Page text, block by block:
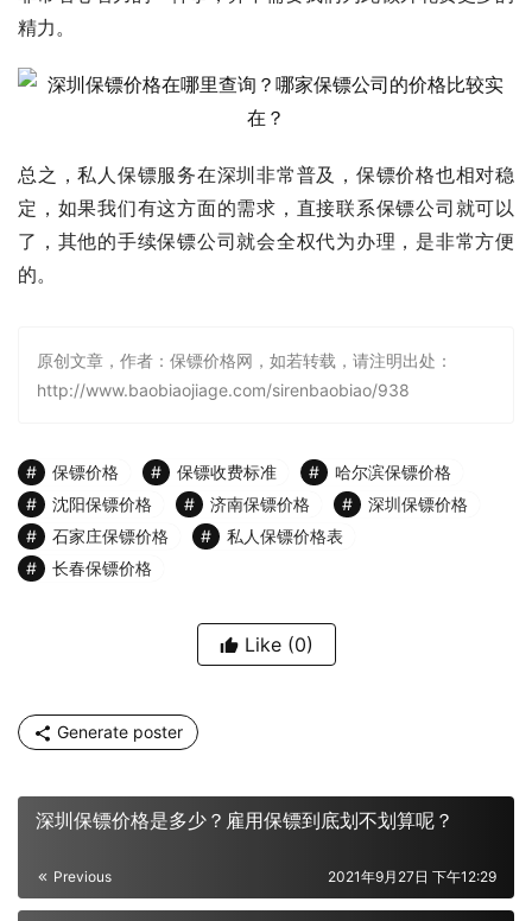
精力。
总之，私人保镖服务在深圳非常普及，保镖价格也相对稳
定，如果我们有这方面的需求，直接联系保镖公司就可以
了，其他的手续保镖公司就会全权代为办理，是非常方便
的。
原创文章，作者：保镖价格网，如若转载，请注明出处：
http://www.baobiaojiage.com/sirenbaobiao/938
保镖价格 保镖收费标准
哈尔滨保镖价格
沈阳保镖价格
济南保镖价格
深圳保镖价格
石家庄保镖价格
私人保镖价格表
长春保镖价格
Like (0)
Generate poster
深圳保镖价格是多少？雇用保镖到底划不划算呢？
Previous 2021年9月27日 下午12:29